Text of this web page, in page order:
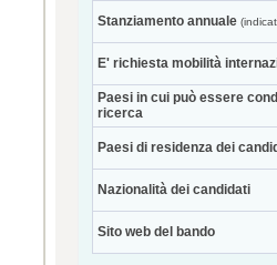
Stanziamento annuale
E' richiesta mobilità
Paesi in cui può essere
ricerca
Paesi di residenza dei
Nazionalità dei candidati
Sito web del bando